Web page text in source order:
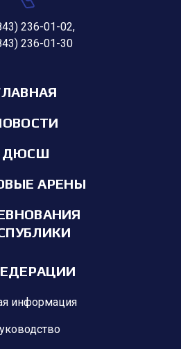
236-01-02,
236-01-30
ДЮСШ
АРЕНЫ
информация